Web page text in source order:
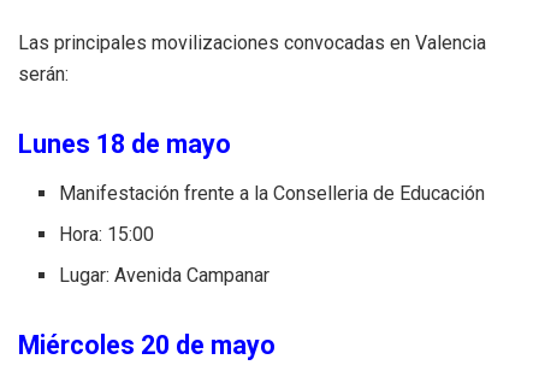
Las principales movilizaciones convocadas en Valencia
serán:
Lunes 18 de mayo
Manifestación frente a la Conselleria de Educación
Hora: 15:00
Lugar: Avenida Campanar
Miércoles 20 de mayo